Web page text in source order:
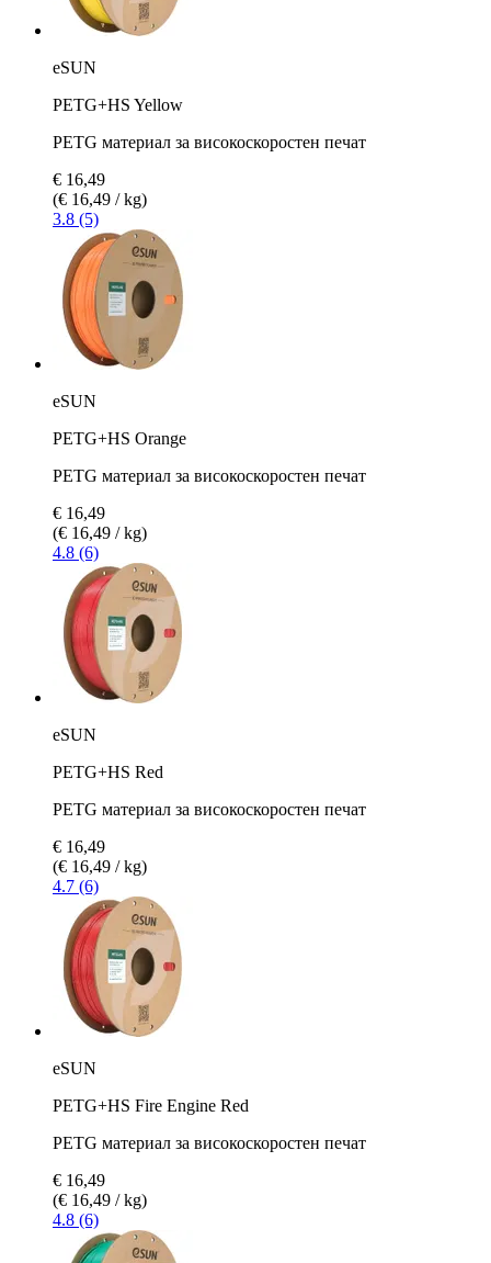
eSUN
PETG+HS Yellow
PETG материал за високоскоростен печат
€ 16,49
(€ 16,49 / kg)
3.8 (5)
eSUN
PETG+HS Orange
PETG материал за високоскоростен печат
€ 16,49
(€ 16,49 / kg)
4.8 (6)
eSUN
PETG+HS Red
PETG материал за високоскоростен печат
€ 16,49
(€ 16,49 / kg)
4.7 (6)
eSUN
PETG+HS Fire Engine Red
PETG материал за високоскоростен печат
€ 16,49
(€ 16,49 / kg)
4.8 (6)